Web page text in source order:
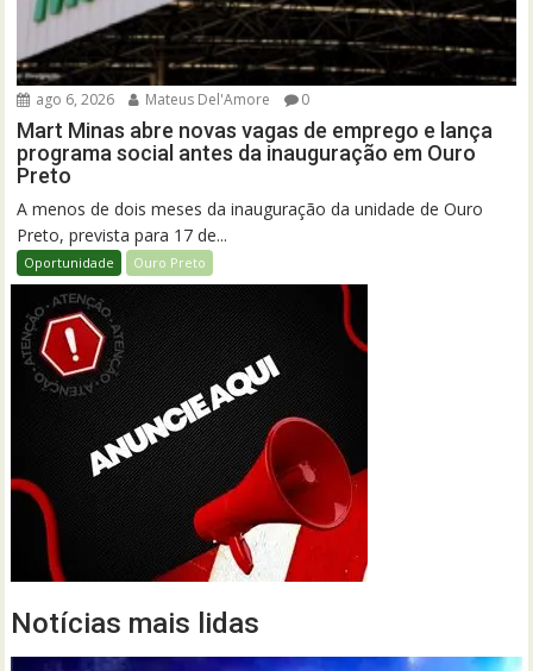
ago 6, 2026 Mateus Del'Amore 0
Mart Minas abre novas vagas de emprego e lança
programa social antes da inauguração em Ouro
Preto
A menos de dois meses da inauguração da unidade de Ouro
Preto, prevista para 17 de...
Oportunidade Ouro Preto
Notícias mais lidas